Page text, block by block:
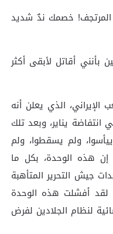
المرتجف! خصمك ندٌ شديد
بأنني أقاتل لأبقى أكثر
الذي يعلن أنه
انتفاضة يناير، وبعد تلك
ولم يسقطوا، ولم
إن هذه الوحدة، بكل ما
جيش التحرير المتأهبة
لقد أفشلت هذه الوحدة
لنظام الجلادين لفرض